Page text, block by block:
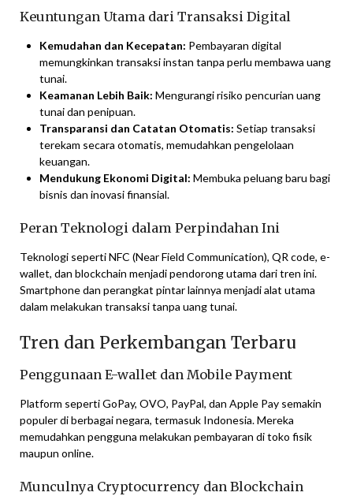
Keuntungan Utama dari Transaksi Digital
Kemudahan dan Kecepatan: Pembayaran digital
memungkinkan transaksi instan tanpa perlu membawa uang
tunai.
Keamanan Lebih Baik: Mengurangi risiko pencurian uang
tunai dan penipuan.
Transparansi dan Catatan Otomatis: Setiap transaksi
terekam secara otomatis, memudahkan pengelolaan
keuangan.
Mendukung Ekonomi Digital: Membuka peluang baru bagi
bisnis dan inovasi finansial.
Peran Teknologi dalam Perpindahan Ini
Teknologi seperti NFC (Near Field Communication), QR code, e-
wallet, dan blockchain menjadi pendorong utama dari tren ini.
Smartphone dan perangkat pintar lainnya menjadi alat utama
dalam melakukan transaksi tanpa uang tunai.
Tren dan Perkembangan Terbaru
Penggunaan E-wallet dan Mobile Payment
Platform seperti GoPay, OVO, PayPal, dan Apple Pay semakin
populer di berbagai negara, termasuk Indonesia. Mereka
memudahkan pengguna melakukan pembayaran di toko fisik
maupun online.
Munculnya Cryptocurrency dan Blockchain